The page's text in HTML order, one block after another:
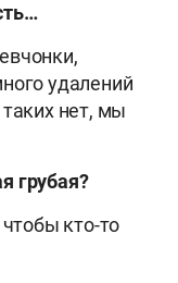
…
удалений
таких нет, мы
грубая?
кто-то